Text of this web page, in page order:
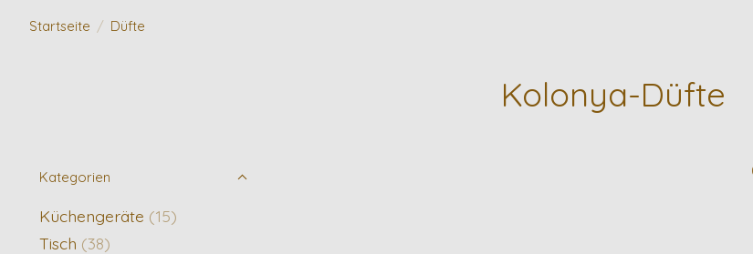
Startseite / Düfte
Kolonya-Düfte
Kategorien
Küchengeräte (15)
Tisch (38)